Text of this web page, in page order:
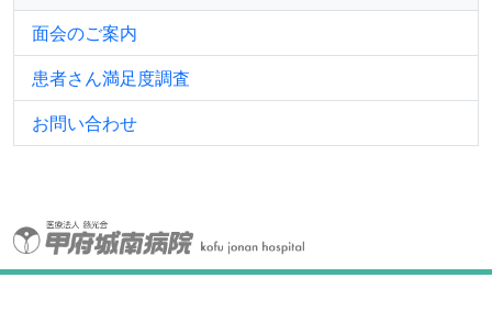
面会のご案内
患者さん満足度調査
お問い合わせ